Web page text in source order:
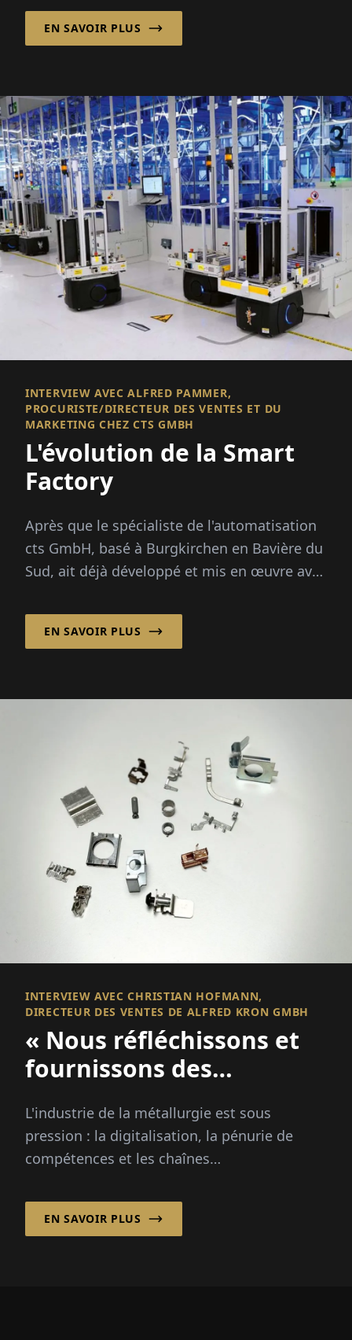
EN SAVOIR PLUS
INTERVIEW AVEC ALFRED PAMMER,
PROCURISTE/DIRECTEUR DES VENTES ET DU
MARKETING CHEZ CTS GMBH
L'évolution de la Smart
Factory
Après que le spécialiste de l'automatisation
cts GmbH, basé à Burgkirchen en Bavière du
Sud, ait déjà développé et mis en œuvre avec
intelligentes pour les applications de
stockage...
EN SAVOIR PLUS
INTERVIEW AVEC CHRISTIAN HOFMANN,
DIRECTEUR DES VENTES DE ALFRED KRON GMBH
« Nous réfléchissons et
fournissons des
L'industrie de la métallurgie est sous
pression : la digitalisation, la pénurie de
compétences et les chaînes
grands défis...
EN SAVOIR PLUS